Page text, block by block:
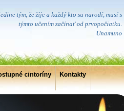
tým, že žije a každý kto sa narodí, musí s
týmto učením začínať od prvopočiatku.
Unamuno
cintoríny Kontakty